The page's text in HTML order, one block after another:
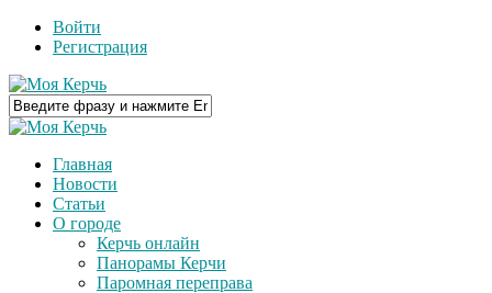
Войти
Регистрация
Главная
Новости
Статьи
О городе
Керчь онлайн
Панорамы Керчи
Паромная переправа